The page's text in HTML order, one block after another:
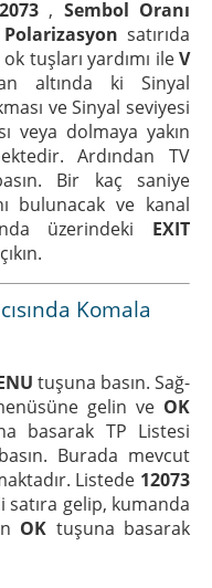
, Sembol Oranı
Polarizasyon satırıda
tuşları yardımı ileV
altında ki Sinyal
ve Sinyal seviyesi
veya dolmaya yakın
Ardından TV
Bir kaç saniye
bulunacak ve kanal
üzerindeki EXIT
Komala
tuşuna basın. Sağ-
gelin ve OK
basarak TP Listesi
Burada mevcut
Listede 12073
satıra gelip, kumanda
OK tuşuna basarak